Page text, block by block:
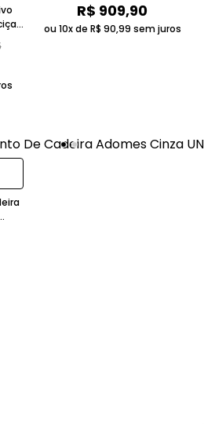
R$ 909,90
ou 10x de R$ 90,99 sem juros